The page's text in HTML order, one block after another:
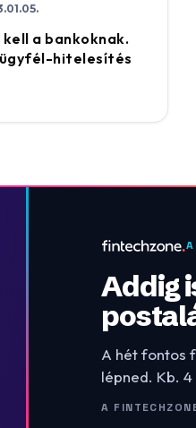
kell a bankoknak.
hitelesítés
Addig
A hét fontos
lépned. Kb. 4
A